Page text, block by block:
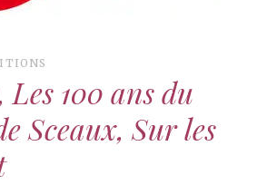
Les 100 ans du
Sceaux, Sur les